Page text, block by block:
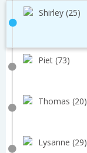
Shirley (25)
Piet (73)
Thomas (20)
Lysanne (29)